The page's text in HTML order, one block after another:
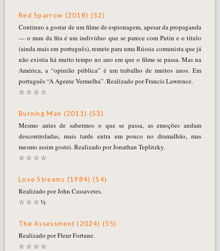
Red Sparrow (2018) (52)
Continuo a gostar de um filme de espionagem, apesar da propaganda
— o mau da fita é um indivíduo que se parece com Putin e o título
(ainda mais em português), remete para uma Rússia comunista que já
não existia há muito tempo no ano em que o filme se passa. Mas na
América, a “opinião pública” é um trabalho de muitos anos. Em
português “A Agente Vermelha”. Realizado por Francis Lawrence.
☆ ☆ ☆ ☆
Burning Man (2011) (53)
Mesmo antes de sabermos o que se passa, as emoções andam
descontroladas, mais tarde entra um pouco no dramalhão, mas
mesmo assim gostei. Realizado por Jonathan Teplitzky.
☆ ☆ ☆ ☆
Love Streams (1984) (54)
Realizado por John Cassavetes.
☆ ☆ ☆ ½
The Assessment (2024) (55)
Realizado por Fleur Fortune.
☆ ☆ ☆ ☆